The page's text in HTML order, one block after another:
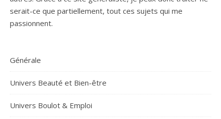
serait-ce que partiellement, tout ces sujets qui me
passionnent.
Générale
Univers Beauté et Bien-être
Univers Boulot & Emploi